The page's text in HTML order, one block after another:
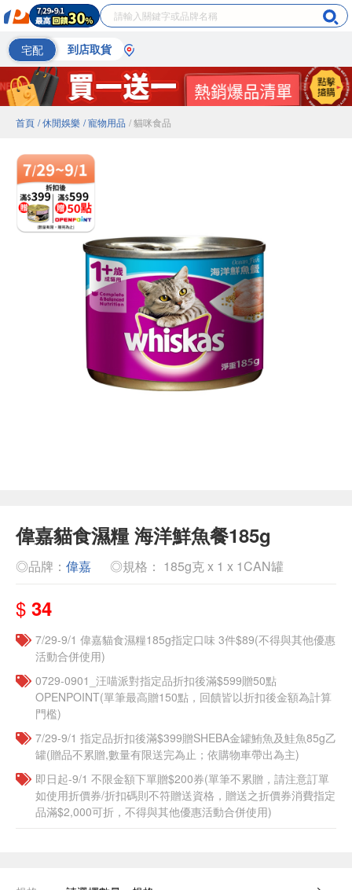
宅配 到店取貨
首頁 / 休閒娛樂 / 寵物用品 / 貓咪食品
偉嘉貓食濕糧 海洋鮮魚餐185g
◎品牌： 偉嘉 ◎規格： 185g克 x 1 x 1CAN罐
$ 34
7/29-9/1 偉嘉貓食濕糧185g指定口味 3件$89(不得與其他優惠
活動合併使用)
0729-0901_汪喵派對指定品折扣後滿$599贈50點
OPENPOINT(單筆最高贈150點，回饋皆以折扣後金額為計算
門檻)
7/29-9/1 指定品折扣後滿$399贈SHEBA金罐鮪魚及鮭魚85g乙
罐(贈品不累贈,數量有限送完為止；依購物車帶出為主)
即日起-9/1 不限金額下單贈$200券(單筆不累贈，請注意訂單
如使用折價券/折扣碼則不符贈送資格，贈送之折價券消費指定
品滿$2,000可折，不得與其他優惠活動合併使用)